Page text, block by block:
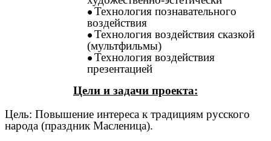
Технология познавательного
воздействия
Технология воздействия сказкой
(мультфильмы)
Технология воздействия
презентацией
Цели и задачи проекта:
Цель: Повышение интереса к традициям русского
народа (праздник Масленица).